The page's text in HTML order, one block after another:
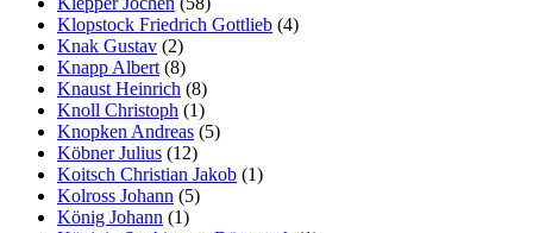
Klopstock Friedrich Gottlieb (4)
Knak Gustav (2)
Knapp Albert (8)
Knaust Heinrich (8)
Knoll Christoph (1)
Knopken Andreas (5)
Köbner Julius (12)
Koitsch Christian Jakob (1)
Kolross Johann (5)
König Johann (1)